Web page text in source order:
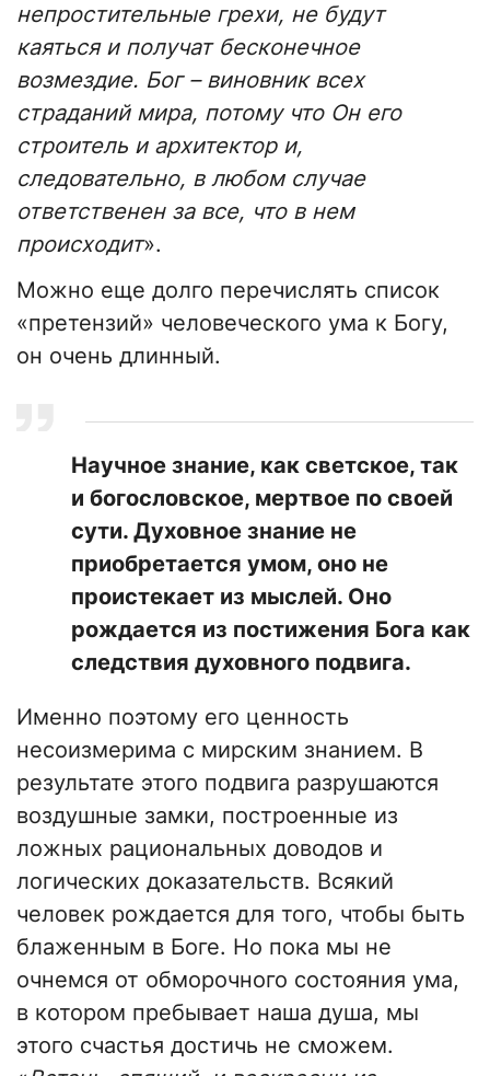
непростительные грехи, не будут
каяться и получат бесконечное
возмездие. Бог – виновник всех
страданий мира, потому что Он его
строитель и архитектор и,
следовательно, в любом случае
ответственен за все, что в нем
происходит».
Можно еще долго перечислять список
«претензий» человеческого ума к Богу,
он очень длинный.
Научное знание, как светское, так
и богословское, мертвое по своей
сути. Духовное знание не
приобретается умом, оно не
проистекает из мыслей. Оно
рождается из постижения Бога как
следствия духовного подвига.
Именно поэтому его ценность
несоизмерима с мирским знанием. В
результате этого подвига разрушаются
воздушные замки, построенные из
ложных рациональных доводов и
логических доказательств. Всякий
человек рождается для того, чтобы быть
блаженным в Боге. Но пока мы не
очнемся от обморочного состояния ума,
в котором пребывает наша душа, мы
этого счастья достичь не сможем.